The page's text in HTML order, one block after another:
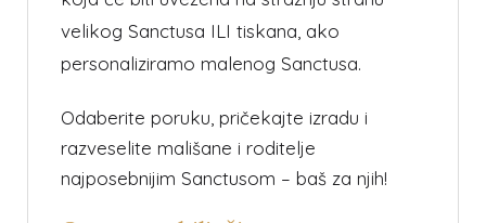
velikog Sanctusa ILI tiskana, ako
personaliziramo malenog Sanctusa.
Odaberite poruku, pričekajte izradu i
razveselite mališane i roditelje
najposebnijim Sanctusom – baš za njih!